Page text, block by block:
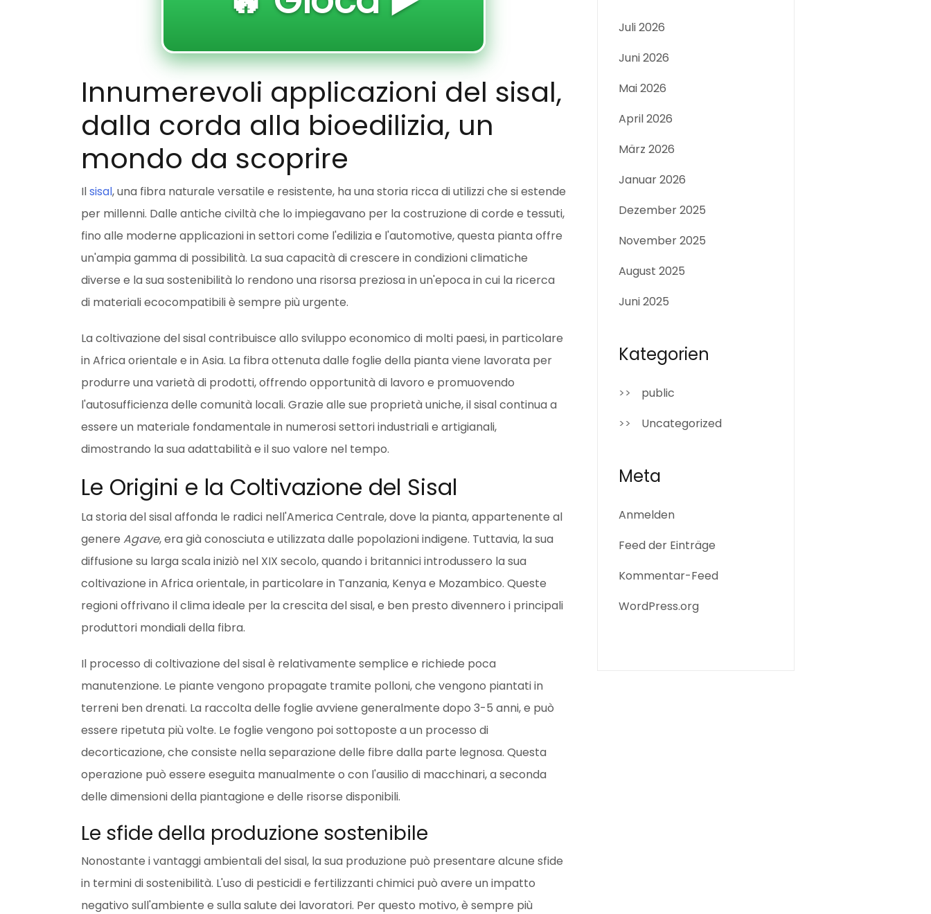
Innumerevoli applicazioni del sisal,
dalla corda alla bioedilizia, un
mondo da scoprire
Ilsisal, una fibra naturale versatile e resistente, ha una storia ricca di utilizzi che si estende
per millenni. Dalle antiche civiltà che lo impiegavano per la costruzione di corde e tessuti,
fino alle moderne applicazioni in settori come l'edilizia e l'automotive, questa pianta offre
un'ampia gamma di possibilità. La sua capacità di crescere in condizioni climatiche
diverse e la sua sostenibilità lo rendono una risorsa preziosa in un'epoca in cui la ricerca
di materiali ecocompatibili è sempre più urgente.
La coltivazione del sisal contribuisce allo sviluppo economico di molti paesi, in particolare
in Africa orientale e in Asia. La fibra ottenuta dalle foglie della pianta viene lavorata per
produrre una varietà di prodotti, offrendo opportunità di lavoro e promuovendo
l'autosufficienza delle comunità locali. Grazie alle sue proprietà uniche, il sisal continua a
essere un materiale fondamentale in numerosi settori industriali e artigianali,
dimostrando la sua adattabilità e il suo valore nel tempo.
Le Origini e la Coltivazione del Sisal
La storia del sisal affonda le radici nell'America Centrale, dove la pianta, appartenente al
genere Agave, era già conosciuta e utilizzata dalle popolazioni indigene. Tuttavia, la sua
diffusione su larga scala iniziò nel XIX secolo, quando i britannici introdussero la sua
coltivazione in Africa orientale, in particolare in Tanzania, Kenya e Mozambico. Queste
regioni offrivano il clima ideale per la crescita del sisal, e ben presto divennero i principali
produttori mondiali della fibra.
Il processo di coltivazione del sisal è relativamente semplice e richiede poca
manutenzione. Le piante vengono propagate tramite polloni, che vengono piantati in
terreni ben drenati. La raccolta delle foglie avviene generalmente dopo 3-5 anni, e può
essere ripetuta più volte. Le foglie vengono poi sottoposte a un processo di
decorticazione, che consiste nella separazione delle fibre dalla parte legnosa. Questa
operazione può essere eseguita manualmente o con l'ausilio di macchinari, a seconda
delle dimensioni della piantagione e delle risorse disponibili.
Le sfide della produzione sostenibile
Nonostante i vantaggi ambientali del sisal, la sua produzione può presentare alcune sfide
in termini di sostenibilità. L'uso di pesticidi e fertilizzanti chimici può avere un impatto
negativo sull'ambiente e sulla salute dei lavoratori. Per questo motivo, è sempre più
Juli 2026
Juni 2026
Mai 2026
April 2026
März 2026
Januar 2026
Dezember 2025
November 2025
August 2025
Juni 2025
Kategorien
public
Uncategorized
Meta
Anmelden
Feed der Einträge
Kommentar-Feed
WordPress.org